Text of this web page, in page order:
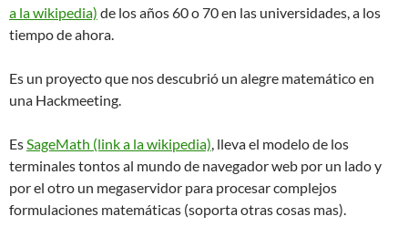
a la wikipedia) de los años 60 o 70 en las universidades, a los
tiempo de ahora.
Es un proyecto que nos descubrió un alegre matemático en
una Hackmeeting.
EsSageMath (link a la wikipedia), lleva el modelo de los
terminales tontos al mundo de navegador web por un lado y
por el otro un megaservidor para procesar complejos
formulaciones matemáticas (soporta otras cosas mas).